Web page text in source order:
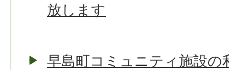
放します
早島町コミュニティ施設の